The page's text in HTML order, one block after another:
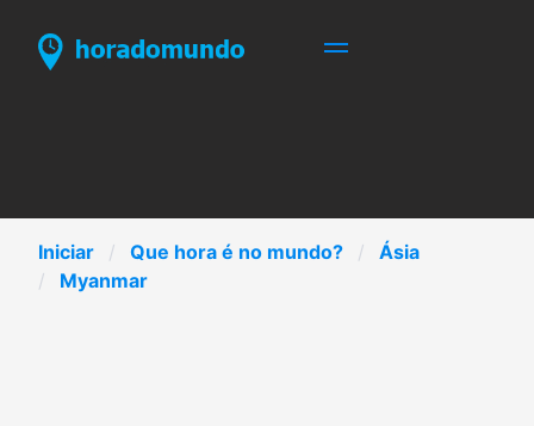
Iniciar Que hora é no mundo?
Ásia
Myanmar